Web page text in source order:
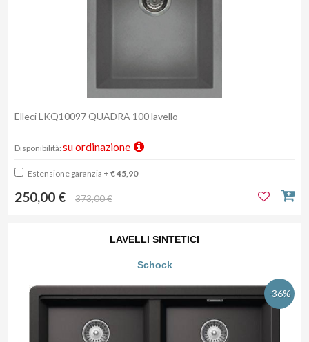
Elleci LKQ10097 QUADRA 100 lavello
Disponibilità: su ordinazione
Estensione garanzia + € 45,90
250,00 € 373,00 €
LAVELLI SINTETICI
Schock
-36%